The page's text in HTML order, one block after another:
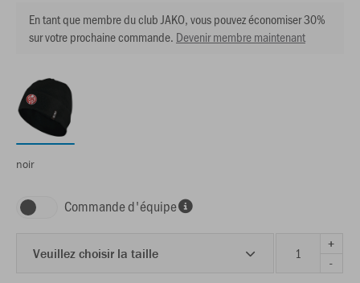
En tant que membre du club JAKO, vous pouvez économiser 30%
sur votre prochaine commande. Devenir membre maintenant
noir
Commande d'équipe
Veuillez choisir la taille
+
-